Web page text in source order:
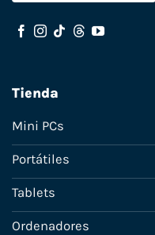
Tienda
Mini PCs
Portátiles
Tablets
Ordenadores